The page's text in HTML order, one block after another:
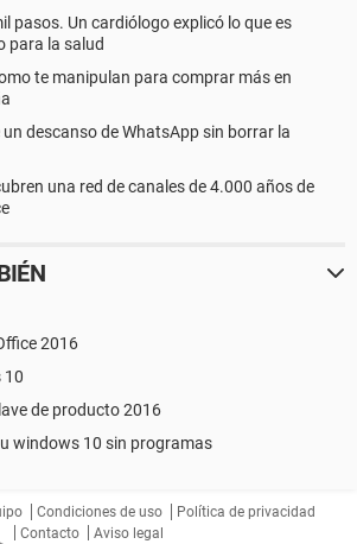
pasos. Un cardiólogo explicó lo que es
para la salud
te manipulan para comprar más en
descanso de WhatsApp sin borrar la
una red de canales de 4.000 años de
2016
10
de producto 2016
windows 10 sin programas
Condiciones de uso
Política de privacidad
Contacto
Aviso legal